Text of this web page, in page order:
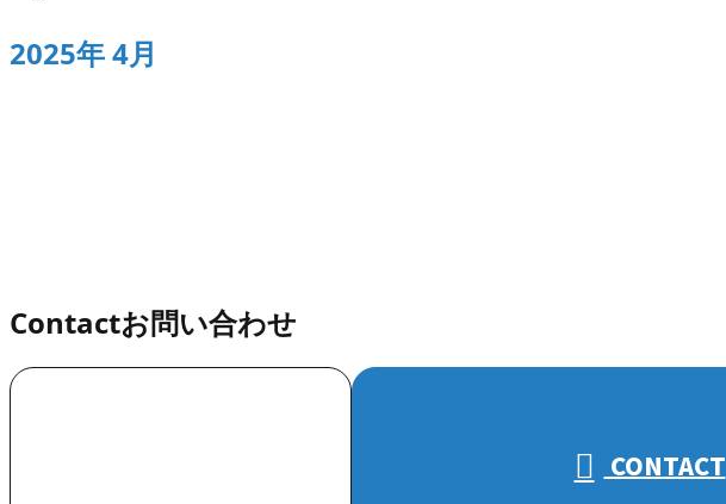
2025年 4月
Contactお問い合わせ
CONTACT